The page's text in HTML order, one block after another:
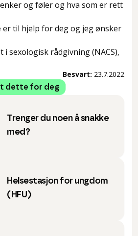
og føler og hva som er rett
er til hjelp for deg og jeg ønsker
i sexologisk rådgivning (NACS),
Besvart: 23.7.2022
dette for deg
Trenger du noen å snakke
med?
Helsestasjon for ungdom
(HFU)